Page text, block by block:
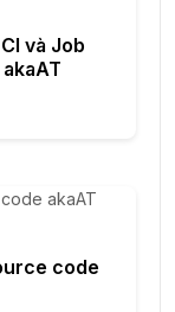
và Job
code